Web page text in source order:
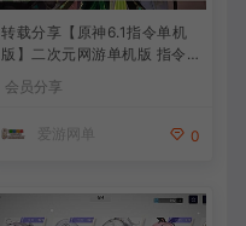
转载分享【原神6.1指令单机
版】二次元网游单机版 指令
背包 抽卡 商店 MOD 未亲测
会员分享
爱游网单 0